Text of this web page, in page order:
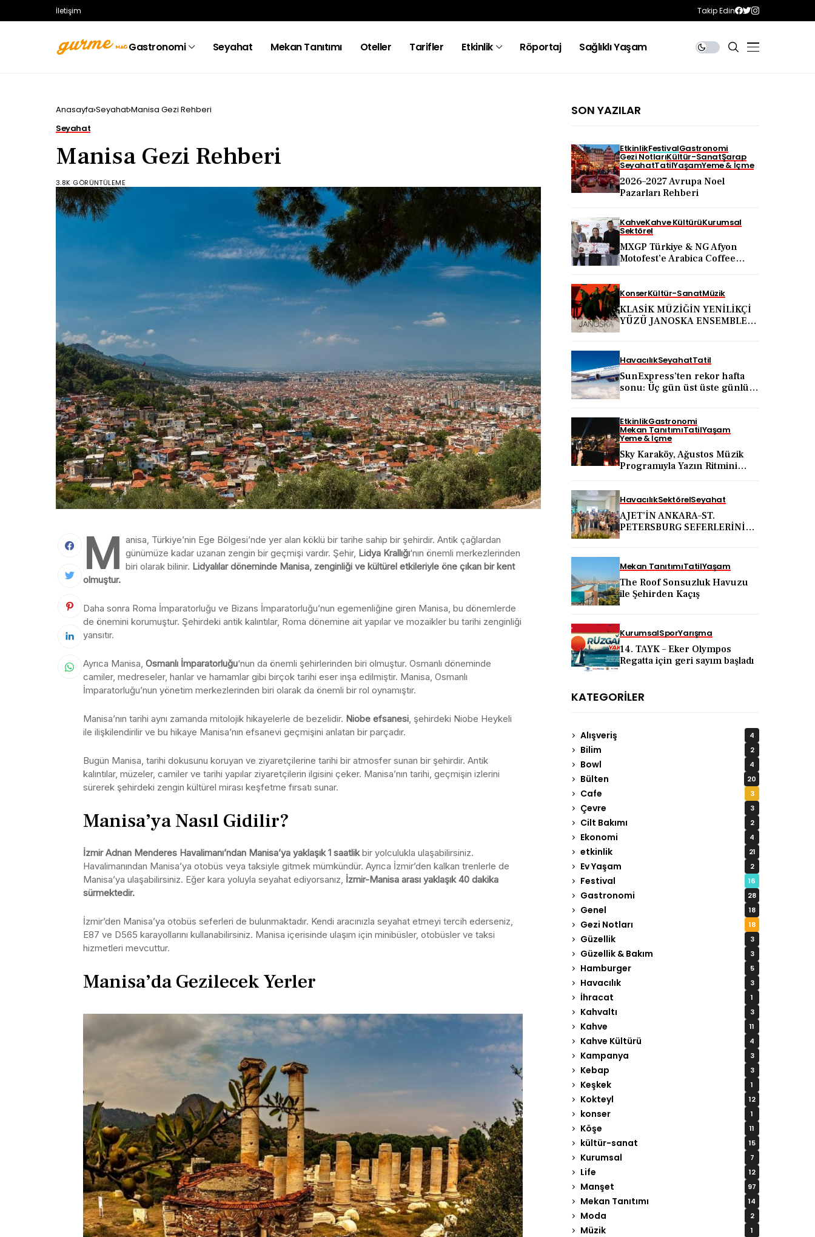
İletişim Takip Edin
Gastronomi Seyahat Mekan Tanıtımı Oteller Tarifler Etkinlik Röportaj Sağlıklı Yaşam
Anasayfa Seyahat Manisa Gezi Rehberi
Seyahat
Manisa Gezi Rehberi
3.8K GÖRÜNTÜLEME
M anisa, Türkiye’nin Ege Bölgesi’nde yer alan köklü bir tarihe sahip bir şehirdir. Antik çağlardan
günümüze kadar uzanan zengin bir geçmişi vardır. Şehir, Lidya Krallığı‘nın önemli merkezlerinden
biri olarak bilinir. Lidyalılar döneminde Manisa, zenginliği ve kültürel etkileriyle öne çıkan bir kent
olmuştur.
Daha sonra Roma İmparatorluğu ve Bizans İmparatorluğu’nun egemenliğine giren Manisa, bu dönemlerde
de önemini korumuştur. Şehirdeki antik kalıntılar, Roma dönemine ait yapılar ve mozaikler bu tarihi zenginliği
yansıtır.
Ayrıca Manisa, Osmanlı İmparatorluğu‘nun da önemli şehirlerinden biri olmuştur. Osmanlı döneminde
camiler, medreseler, hanlar ve hamamlar gibi birçok tarihi eser inşa edilmiştir. Manisa, Osmanlı
İmparatorluğu’nun yönetim merkezlerinden biri olarak da önemli bir rol oynamıştır.
Manisa’nın tarihi aynı zamanda mitolojik hikayelerle de bezelidir. Niobe efsanesi, şehirdeki Niobe Heykeli
ile ilişkilendirilir ve bu hikaye Manisa’nın efsanevi geçmişini anlatan bir parçadır.
Bugün Manisa, tarihi dokusunu koruyan ve ziyaretçilerine tarihi bir atmosfer sunan bir şehirdir. Antik
kalıntılar, müzeler, camiler ve tarihi yapılar ziyaretçilerin ilgisini çeker. Manisa’nın tarihi, geçmişin izlerini
sürerek şehirdeki zengin kültürel mirası keşfetme fırsatı sunar.
Manisa’ya Nasıl Gidilir?
İzmir Adnan Menderes Havalimanı’ndan Manisa’ya yaklaşık 1 saatlikbir yolculukla ulaşabilirsiniz.
Havalimanından Manisa’ya otobüs veya taksiyle gitmek mümkündür. Ayrıca İzmir’den kalkan trenlerle de
Manisa’ya ulaşabilirsiniz. Eğer kara yoluyla seyahat ediyorsanız, İzmir-Manisa arası yaklaşık 40 dakika
sürmektedir.
İzmir’den Manisa’ya otobüs seferleri de bulunmaktadır. Kendi aracınızla seyahat etmeyi tercih ederseniz,
E87 ve D565 karayollarını kullanabilirsiniz. Manisa içerisinde ulaşım için minibüsler, otobüsler ve taksi
hizmetleri mevcuttur.
Manisa’da Gezilecek Yerler
SON YAZILAR
EtkinlikFestivalGastronomi
Gezi NotlarıKültür-SanatŞarap
SeyahatTatilYaşamYeme & İçme
2026–2027 Avrupa Noel
Pazarları Rehberi
KahveKahve KültürüKurumsal
Sektörel
MXGP Türkiye & NG Afyon
Motofest’e Arabica Coffee
KonserKültür-SanatMüzik
KLASİK MÜZİĞİN YENİLİKÇİ
YÜZÜ JANOSKA ENSEMBLE
HavacılıkSeyahatTatil
SunExpress’ten rekor hafta
sonu: Üç gün üst üste günlük
EtkinlikGastronomi
Mekan TanıtımıTatilYaşam
Yeme & İçme
Sky Karaköy, Ağustos Müzik
Programıyla Yazın Ritmini
HavacılıkSektörelSeyahat
AJET’İN ANKARA–ST.
PETERSBURG SEFERLERİNİN
TANITIM ATAĞI
Mekan TanıtımıTatilYaşam
The Roof Sonsuzluk Havuzu
ile Şehirden Kaçış
KurumsalSporYarışma
14. TAYK – Eker Olympos
Regatta için geri sayım başladı
KATEGORILER
Alışveriş 4
Bilim 2
Bowl 4
Bülten 20
Cafe 3
Çevre 3
Cilt Bakımı 2
Ekonomi 4
etkinlik 21
Ev Yaşam 2
Festival 16
Gastronomi 28
Genel 18
Gezi Notları 18
Güzellik 3
Güzellik & Bakım 3
Hamburger 5
Havacılık 3
İhracat 1
Kahvaltı 3
Kahve 11
Kahve Kültürü 4
Kampanya 3
Kebap 3
Keşkek 1
Kokteyl 12
konser 1
Köşe 11
kültür-sanat 15
Kurumsal 7
Life 12
Manşet 97
Mekan Tanıtımı 14
Moda 2
Müzik 1